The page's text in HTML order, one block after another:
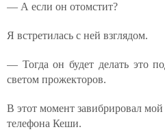
— А если он отомстит?
Я встретилась с ней взглядом.
— Тогда он будет делать это
светом прожекторов.
В этот момент завибрировал
телефона Кеши.